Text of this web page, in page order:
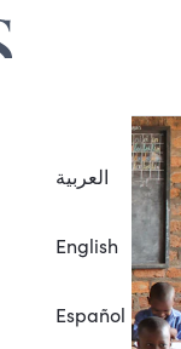
العربية
English
Español